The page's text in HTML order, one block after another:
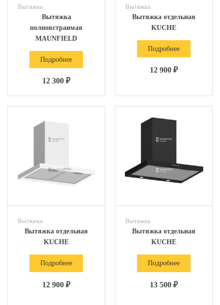
Вытяжка
Вытяжка
полновстраимая
MAUNFIELD
Подробнее
12 300 ₽
Вытяжка
Вытяжка отдельная
KUCHE
Подробнее
12 900 ₽
Вытяжка
Вытяжка отдельная
KUCHE
Подробнее
12 900 ₽
Вытяжка
Вытяжка отдельная
KUCHE
Подробнее
13 500 ₽